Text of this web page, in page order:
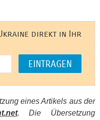
direkt in Ihr
eines Artikels aus der
. Die Übersetzung